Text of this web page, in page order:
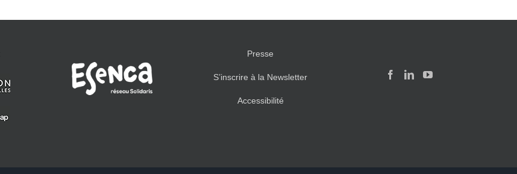
Presse
S’inscrire à la Newsletter
Accessibilité